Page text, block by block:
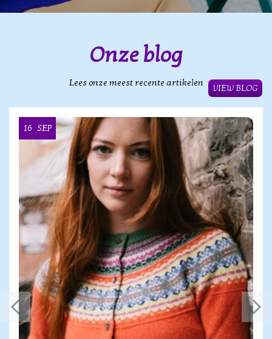
Onze blog
Lees onze meest recente artikelen
VIEW BLOG
16 SEP